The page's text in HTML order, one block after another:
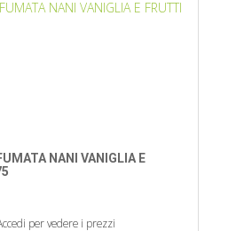
NANI VANIGLIA E
per vedere i prezzi